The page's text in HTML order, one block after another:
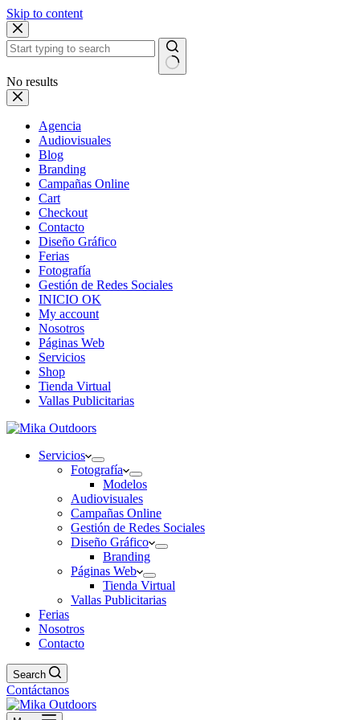
Skip to content
No results
Agencia
Audiovisuales
Blog
Branding
Campañas Online
Cart
Checkout
Contacto
Diseño Gráfico
Ferias
Fotografía
Gestión de Redes Sociales
INICIO OK
My account
Nosotros
Páginas Web
Servicios
Shop
Tienda Virtual
Vallas Publicitarias
Servicios
Fotografía
Modelos
Audiovisuales
Campañas Online
Gestión de Redes Sociales
Diseño Gráfico
Branding
Páginas Web
Tienda Virtual
Vallas Publicitarias
Ferias
Nosotros
Contacto
Search
Contáctanos